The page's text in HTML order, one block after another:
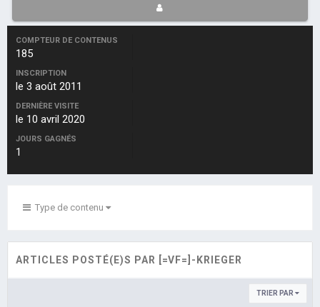
COMPTEUR DE CONTENUS
185
INSCRIPTION
le 3 août 2011
DERNIÈRE VISITE
le 10 avril 2020
JOURS GAGNÉS
1
Type de contenu
ARTICLES POSTÉ(E)S PAR [=VF=]-KRIEGER
TRIER PAR